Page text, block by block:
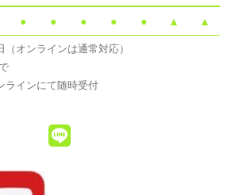
● ● ● ● ● ▲ ▲
オンラインは通常対応）
インにて随時受付